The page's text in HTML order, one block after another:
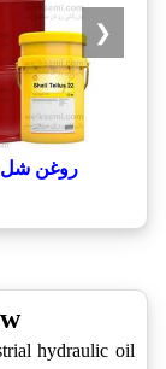
روغن شل Shell Tellus 22
❮
hydraulic oil